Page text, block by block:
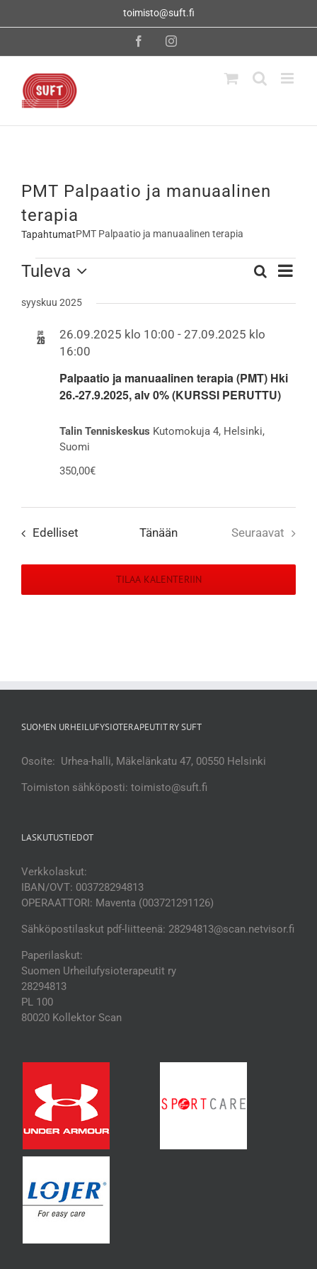
toimisto@suft.fi
FacebookInstagram
PMT Palpaatio ja manuaalinen
terapia
TapahtumatPMT Palpaatio ja manuaalinen terapia
Tapahtumat
Tapahtumat
Etsi
aja
navigointi
Etsi Lista
Tuleva
päivä.
syyskuu 2025
pe
26
Palpaatio ja manuaalinen terapia (PMT) Hki
26.-27.9.2025, alv 0% (KURSSI PERUTTU)
26.09.2025 klo 10:00 - 27.09.2025 klo
16:00
Talin Tenniskeskus Kutomokuja 4, Helsinki,
Suomi
350,00€
EdellisetTapahtumatTänään
Seuraavat
TILAA KALENTERIIN
SUOMEN URHEILUFYSIOTERAPEUTIT RY SUFT
Osoite: Urhea-halli, Mäkelänkatu 47, 00550 Helsinki
Toimiston sähköposti: toimisto@suft.fi
LASKUTUSTIEDOT
Verkkolaskut:
IBAN/OVT: 003728294813
OPERAATTORI: Maventa (003721291126)
Sähköpostilaskut pdf-liitteenä: 28294813@scan.netvisor.fi
Paperilaskut:
Suomen Urheilufysioterapeutit ry
28294813
PL 100
80020 Kollektor Scan